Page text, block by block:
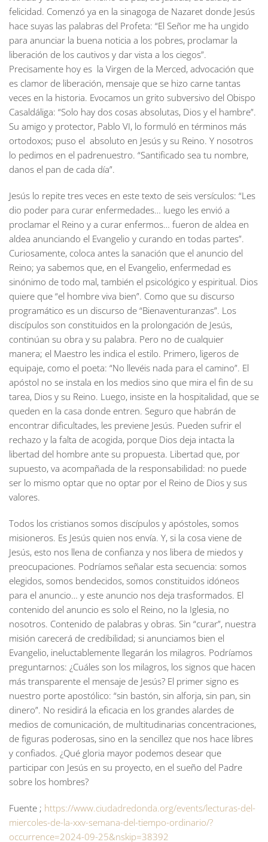
felicidad. Comenzó ya en la sinagoga de Nazaret donde Jesús
hace suyas las palabras del Profeta: “El Señor me ha ungido
para anunciar la buena noticia a los pobres, proclamar la
liberación de los cautivos y dar vista a los ciegos”.
Precisamente hoy es la Virgen de la Merced, advocación que
es clamor de liberación, mensaje que se hizo carne tantas
veces en la historia. Evocamos un grito subversivo del Obispo
Casaldáliga: “Solo hay dos cosas absolutas, Dios y el hambre”.
Su amigo y protector, Pablo VI, lo formuló en términos más
ortodoxos; puso el absoluto en Jesús y su Reino. Y nosotros
lo pedimos en el padrenuestro. “Santificado sea tu nombre,
danos el pan de cada día”.
Jesús lo repite tres veces en este texto de seis versículos: “Les
dio poder para curar enfermedades… luego les envió a
proclamar el Reino y a curar enfermos… fueron de aldea en
aldea anunciando el Evangelio y curando en todas partes”.
Curiosamente, coloca antes la sanación que el anuncio del
Reino; ya sabemos que, en el Evangelio, enfermedad es
sinónimo de todo mal, también el psicológico y espiritual. Dios
quiere que “el hombre viva bien”. Como que su discurso
programático es un discurso de “Bienaventuranzas”. Los
discípulos son constituidos en la prolongación de Jesús,
continúan su obra y su palabra. Pero no de cualquier
manera; el Maestro les indica el estilo. Primero, ligeros de
equipaje, como el poeta: “No llevéis nada para el camino”. El
apóstol no se instala en los medios sino que mira el fin de su
tarea, Dios y su Reino. Luego, insiste en la hospitalidad, que se
queden en la casa donde entren. Seguro que habrán de
encontrar dificultades, les previene Jesús. Pueden sufrir el
rechazo y la falta de acogida, porque Dios deja intacta la
libertad del hombre ante su propuesta. Libertad que, por
supuesto, va acompañada de la responsabilidad: no puede
ser lo mismo optar que no optar por el Reino de Dios y sus
valores.
Todos los cristianos somos discípulos y apóstoles, somos
misioneros. Es Jesús quien nos envía. Y, si la cosa viene de
Jesús, esto nos llena de confianza y nos libera de miedos y
preocupaciones. Podríamos señalar esta secuencia: somos
elegidos, somos bendecidos, somos constituidos idóneos
para el anuncio… y este anuncio nos deja trasformados. El
contenido del anuncio es solo el Reino, no la Iglesia, no
nosotros. Contenido de palabras y obras. Sin “curar”, nuestra
misión carecerá de credibilidad; si anunciamos bien el
Evangelio, ineluctablemente llegarán los milagros. Podríamos
preguntarnos: ¿Cuáles son los milagros, los signos que hacen
más transparente el mensaje de Jesús? El primer signo es
nuestro porte apostólico: “sin bastón, sin alforja, sin pan, sin
dinero”. No residirá la eficacia en los grandes alardes de
medios de comunicación, de multitudinarias concentraciones,
de figuras poderosas, sino en la sencillez que nos hace libres
y confiados. ¿Qué gloria mayor podemos desear que
participar con Jesús en su proyecto, en el sueño del Padre
sobre los hombres?
Fuente ; https://www.ciudadredonda.org/events/lecturas-del-
miercoles-de-la-xxv-semana-del-tiempo-ordinario/?
occurrence=2024-09-25&nskip=38392